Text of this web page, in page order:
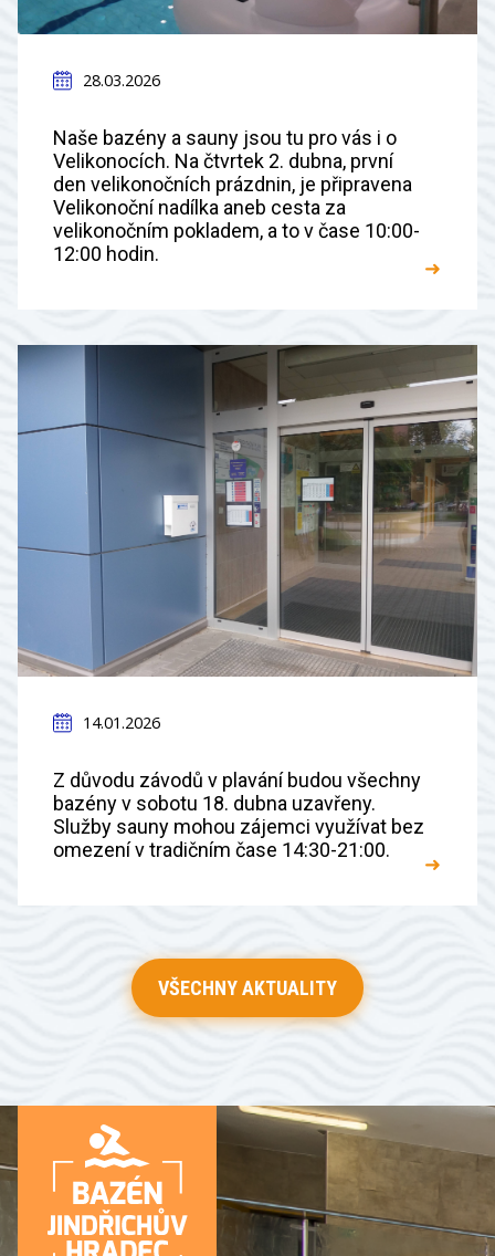
28.03.2026
Naše bazény a sauny jsou tu pro vás i o
Velikonocích. Na čtvrtek 2. dubna, první
den velikonočních prázdnin, je připravena
Velikonoční nadílka aneb cesta za
velikonočním pokladem, a to v čase 10:00-
12:00 hodin.
➜
14.01.2026
Z důvodu závodů v plavání budou všechny
bazény v sobotu 18. dubna uzavřeny.
Služby sauny mohou zájemci využívat bez
omezení v tradičním čase 14:30-21:00.
➜
VŠECHNY AKTUALITY